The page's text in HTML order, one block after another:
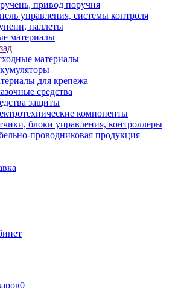
привод поручня
управления, системы контроля
паллеты
материалы
материалы
для крепежа
средства
защиты
компоненты
блоки управления, контроллеры
проводниковая продукция
0